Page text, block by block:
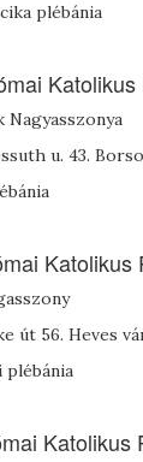
plébánia
Katolikus
Nagyasszonya
u. 43.
Katolikus
út 56. Heves
plébánia
Katolikus